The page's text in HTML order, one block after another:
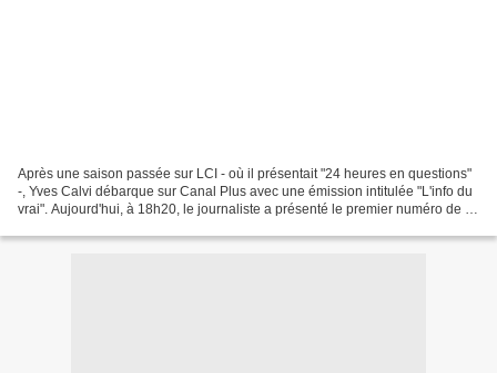
Après une saison passée sur LCI - où il présentait "24 heures en questions"
-, Yves Calvi débarque sur Canal Plus avec une émission intitulée "L'info du
vrai". Aujourd'hui, à 18h20, le journaliste a présenté le premier numéro de ce